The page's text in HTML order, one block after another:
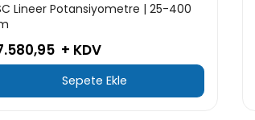
Lineer Potansiyometre | 25-400
+ KDV
Sepete Ekle